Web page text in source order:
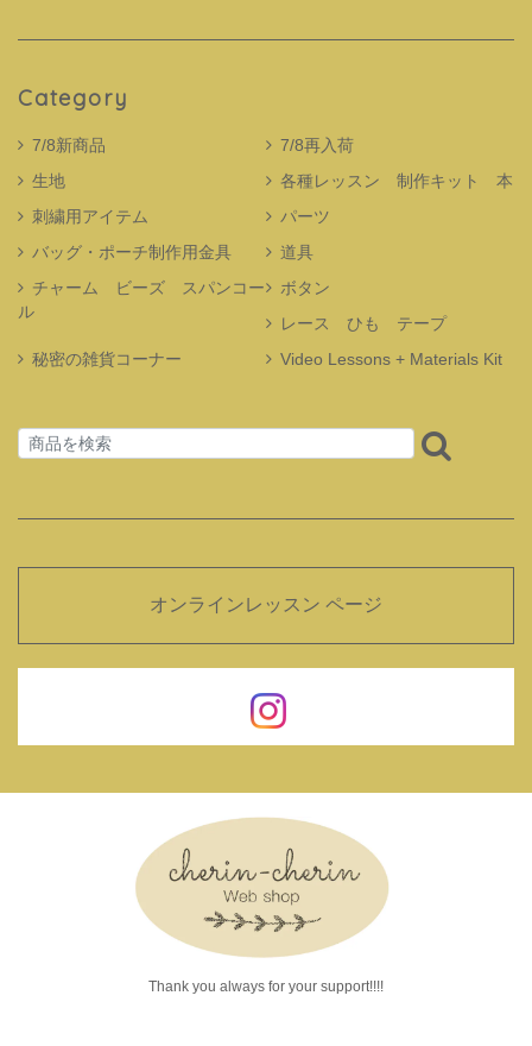
Category
7/8新商品
7/8再入荷
生地
各種レッスン 制作キット 本
刺繍用アイテム
パーツ
バッグ・ポーチ制作用金具
道具
チャーム ビーズ スパンコー
ル
ボタン
レース ひも テープ
秘密の雑貨コーナー
Video Lessons + Materials Kit
オンラインレッスン ページ
Thank you always for your support!!!!